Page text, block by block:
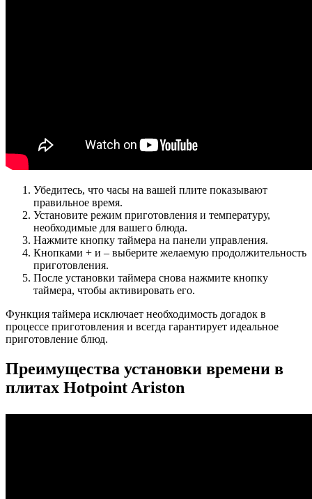
Убедитесь, что часы на вашей плите показывают
правильное время.
Установите режим приготовления и температуру,
необходимые для вашего блюда.
Нажмите кнопку таймера на панели управления.
Кнопками + и – выберите желаемую продолжительность
приготовления.
После установки таймера снова нажмите кнопку
таймера, чтобы активировать его.
Функция таймера исключает необходимость догадок в
процессе приготовления и всегда гарантирует идеальное
приготовление блюд.
Преимущества установки времени в
плитах Hotpoint Ariston